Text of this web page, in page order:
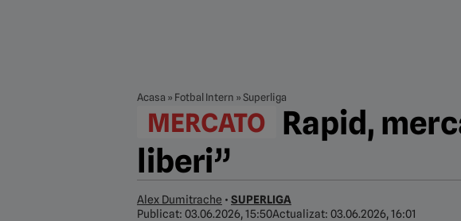
Acasa » Fotbal Intern »Superliga
MERCATO Rapid,
liberi”
Alex Dumitrache • SUPERLIGA
Publicat: 03.06.2026, 15:50Actualizat: 03.06.2026, 16:01